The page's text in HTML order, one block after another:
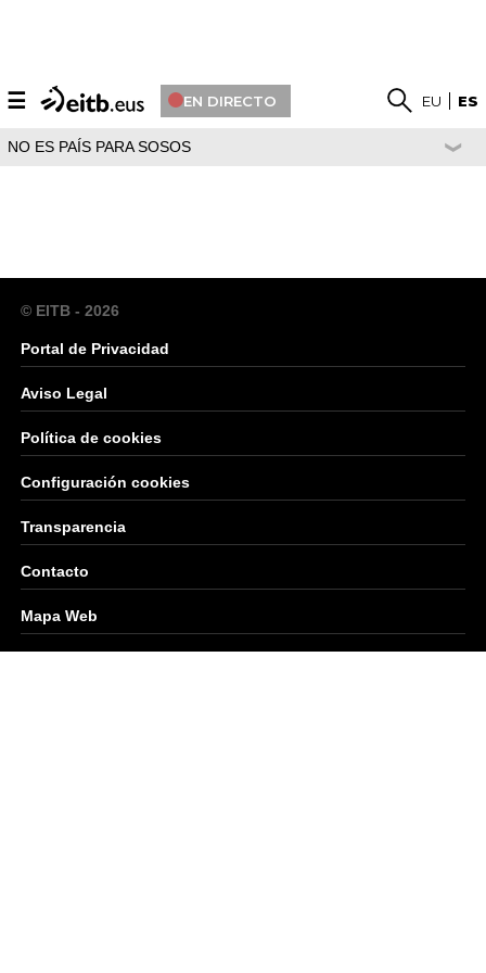
☰ EN DIRECTO EU ES
NO ES PAÍS PARA SOSOS
© EITB - 2026
Portal de Privacidad
Aviso Legal
Política de cookies
Configuración cookies
Transparencia
Contacto
Mapa Web